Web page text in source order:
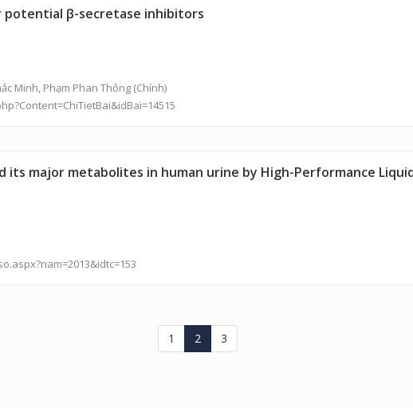
potential β-secretase inhibitors
Minh, Phạm Phan Thông (Chính)
its major metabolites in human urine by High-Performance
1 2 3